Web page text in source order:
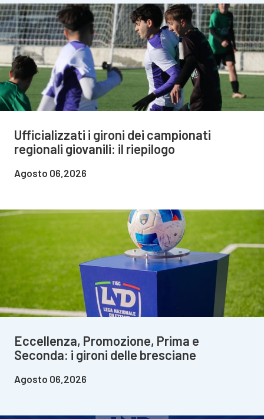
Ufficializzati i gironi dei campionati
regionali giovanili: il riepilogo
Agosto 06,2026
Eccellenza, Promozione, Prima e
Seconda: i gironi delle bresciane
Agosto 06,2026